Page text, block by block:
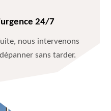
24/7
nous intervenons
sans tarder.